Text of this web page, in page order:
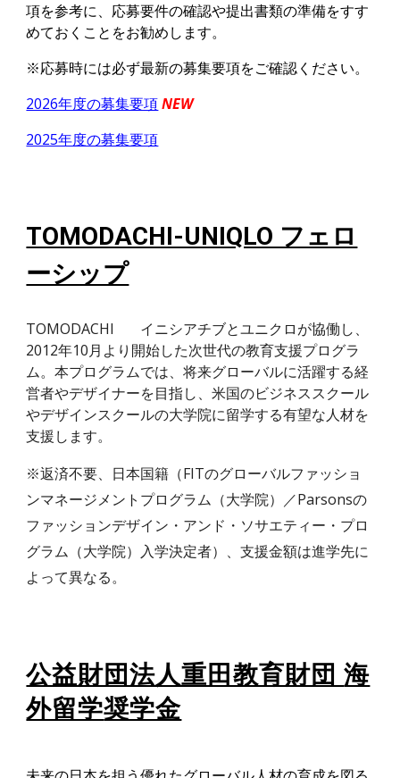
項を参考に、応募要件の確認や提出書類の準備をすす
めておくことをお勧めします。
※応募時には必ず最新の募集要項をご確認ください。
2026年度の募集要項 NEW
2025年度の募集要項
TOMODACHI-UNIQLO フェロ
ーシップ
TOMODACHI
イニシアチブとユニクロが協働し、
2012年10月より開始した次世代の教育支援プログラ
ム。本プログラムでは、将来グローバルに活躍する経
営者やデザイナーを目指し、米国のビジネススクール
やデザインスクールの大学院に留学する有望な人材を
支援します。
※返済不要、日本国籍（FITのグローバルファッショ
ンマネージメントプログラム（大学院）／Parsonsの
ファッションデザイン・アンド・ソサエティー・プロ
グラム（大学院）入学決定者）、支援金額は進学先に
よって異なる。
公益財団法人重田教育財団海
外留学奨学金